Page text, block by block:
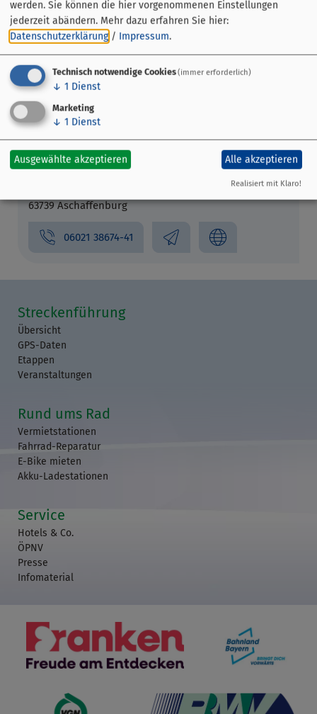
Kunsthalle Jesuitenkirche
63739 Aschaffenburg
06021 38674-41
Streckenführung
Übersicht
GPS-Daten
Etappen
Veranstaltungen
Rund ums Rad
Vermietstationen
Fahrrad-Reparatur
E-Bike mieten
Akku-Ladestationen
Service
Hotels & Co.
ÖPNV
Presse
Infomaterial
werden. Sie können die hier vorgenommenen Einstellungen
jederzeit abändern. Mehr dazu erfahren Sie hier:
Datenschutzerklärung / Impressum.
Technisch notwendige Cookies(immer erforderlich)
↓ 1 Dienst
Marketing
↓ 1 Dienst
Ausgewählte akzeptieren Alle akzeptieren
Realisiert mit Klaro!